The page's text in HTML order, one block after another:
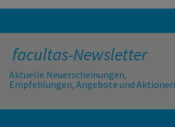
facultas-Newsletter
Aktuelle Neuerscheinungen,
Empfehlungen, Angebote und Aktionen